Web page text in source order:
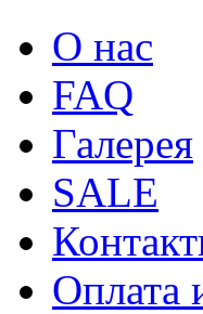
О нас
FAQ
Галерея
SALE
Оплата